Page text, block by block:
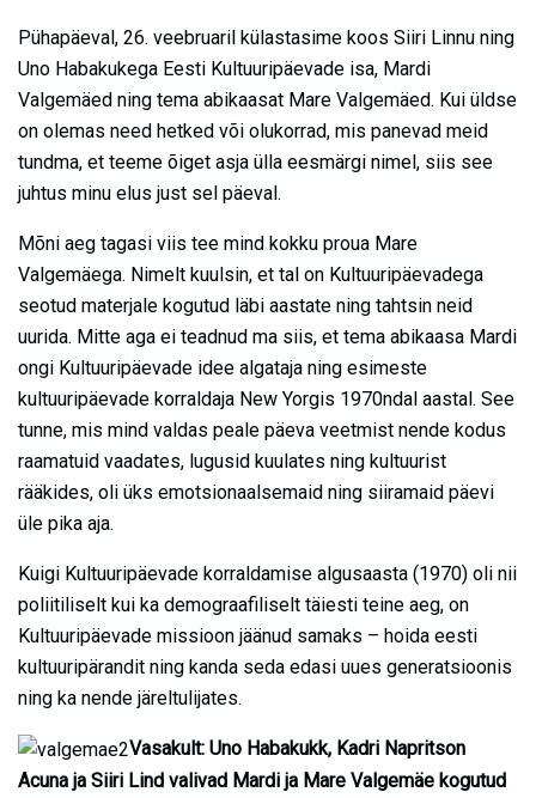
Pühapäeval, 26. veebruaril külastasime koos Siiri Linnu ning
Uno Habakukega Eesti Kultuuripäevade isa, Mardi
Valgemäed ning tema abikaasat Mare Valgemäed. Kui üldse
on olemas need hetked või olukorrad, mis panevad meid
tundma, et teeme õiget asja ülla eesmärgi nimel, siis see
juhtus minu elus just sel päeval.
Mõni aeg tagasi viis tee mind kokku proua Mare
Valgemäega. Nimelt kuulsin, et tal on Kultuuripäevadega
seotud materjale kogutud läbi aastate ning tahtsin neid
uurida. Mitte aga ei teadnud ma siis, et tema abikaasa Mardi
ongi Kultuuripäevade idee algataja ning esimeste
kultuuripäevade korraldaja New Yorgis 1970ndal aastal. See
tunne, mis mind valdas peale päeva veetmist nende kodus
raamatuid vaadates, lugusid kuulates ning kultuurist
rääkides, oli üks emotsionaalsemaid ning siiramaid päevi
üle pika aja.
Kuigi Kultuuripäevade korraldamise algusaasta (1970) oli nii
poliitiliselt kui ka demograafiliselt täiesti teine aeg, on
Kultuuripäevade missioon jäänud samaks – hoida eesti
kultuuripärandit ning kanda seda edasi uues generatsioonis
ning ka nende järeltulijates.
Vasakult: Uno Habakukk, Kadri Napritson
Acuna ja Siiri Lind valivad Mardi ja Mare Valgemäe kogutud